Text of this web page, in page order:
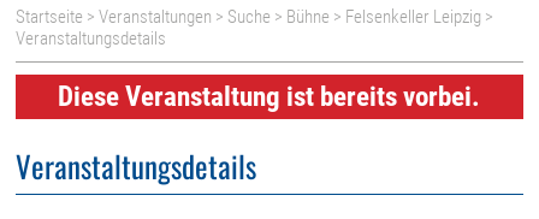
Startseite >Veranstaltungen > Suche > Bühne > Felsenkeller Leipzig >
Veranstaltungsdetails
Diese Veranstaltung ist bereits vorbei.
Veranstaltungsdetails